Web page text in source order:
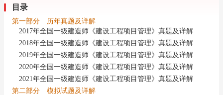
目录
第一部分 历年真题及详解
2017年全国一级建造师《建设工程项目管理》真题及详解
2018年全国一级建造师《建设工程项目管理》真题及详解
2019年全国一级建造师《建设工程项目管理》真题及详解
2020年全国一级建造师《建设工程项目管理》真题及详解
2021年全国一级建造师《建设工程项目管理》真题及详解
第二部分 模拟试题及详解